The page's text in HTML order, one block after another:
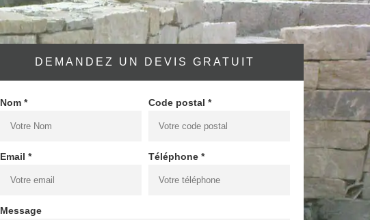
DEMANDEZ UN DEVIS GRATUIT
Nom * Code postal *
Email * Téléphone *
Message